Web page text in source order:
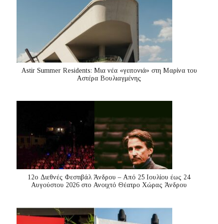
Astir Summer Residents: Μια νέα «γειτονιά» στη Μαρίνα του
Αστέρα Βουλιαγμένης
12ο Διεθνές Φεστιβάλ Άνδρου – Από 25 Ιουλίου έως 24
Αυγούστου 2026 στο Ανοιχτό Θέατρο Χώρας Άνδρου